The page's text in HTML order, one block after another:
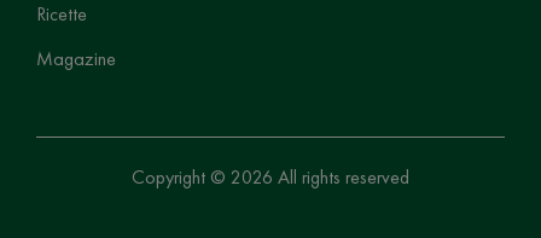
Ricette
Magazine
Copyright © 2026 All rights reserved